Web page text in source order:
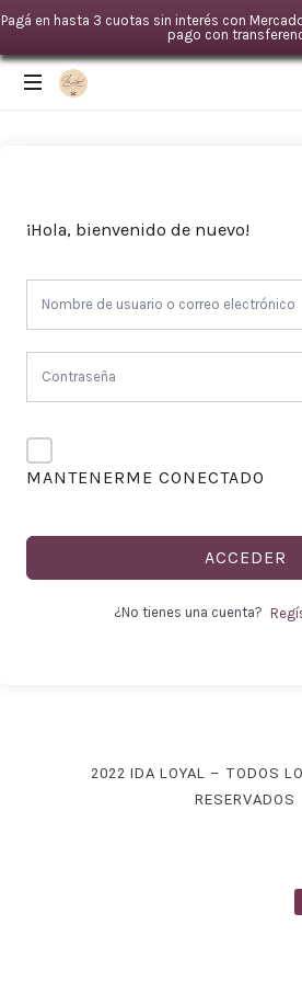
Pagá en hasta 3 cuotas sin interés con
pago con
IDA
-
-
¡Hola, bienvenido de nuevo!
MANTENERME CONECTADO
ACCEDER
¿No tienes una cuenta?
2022 IDA LOYAL – TODOS
RESERVADOS